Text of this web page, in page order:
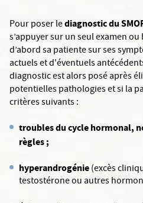
Pour poser lediagnostic du
s’appuyer sur un seul examen
d’abord sa patiente sur ses
actuels et d'éventuels
diagnostic est alors posé après
potentielles pathologies et si la
critères suivants :
troubles du cycle hormonal,
règles ;
hyperandrogénie(excès
testostérone ou autres